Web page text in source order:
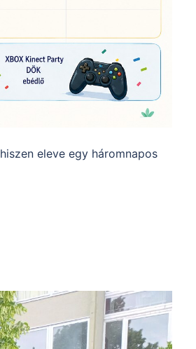
eleve egy háromnapos